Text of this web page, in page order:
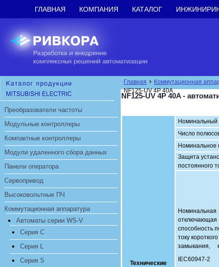
ГЛАВНАЯ КОМПАНИЯ КАТАЛОГ
Преобразователи частоты
Модульные контроллеры
Компактные контроллеры
Модули удаленного сбора данных
Панели оператора
Сервопривод
Высоковольтные ПЧ
Коммутационная аппаратура
Автоматы серии WS-V
Cерия C
Cерия L
Cерия S
Главная
Коммутационная
NF125-UV 4P 40A
NF125-UV 4P 40A -
Технические
Номинальный
Число
Номинальное
Защита
постоянного
Номинальная
отключающая
способность
току короткого
замыкания,
IEC60947-2